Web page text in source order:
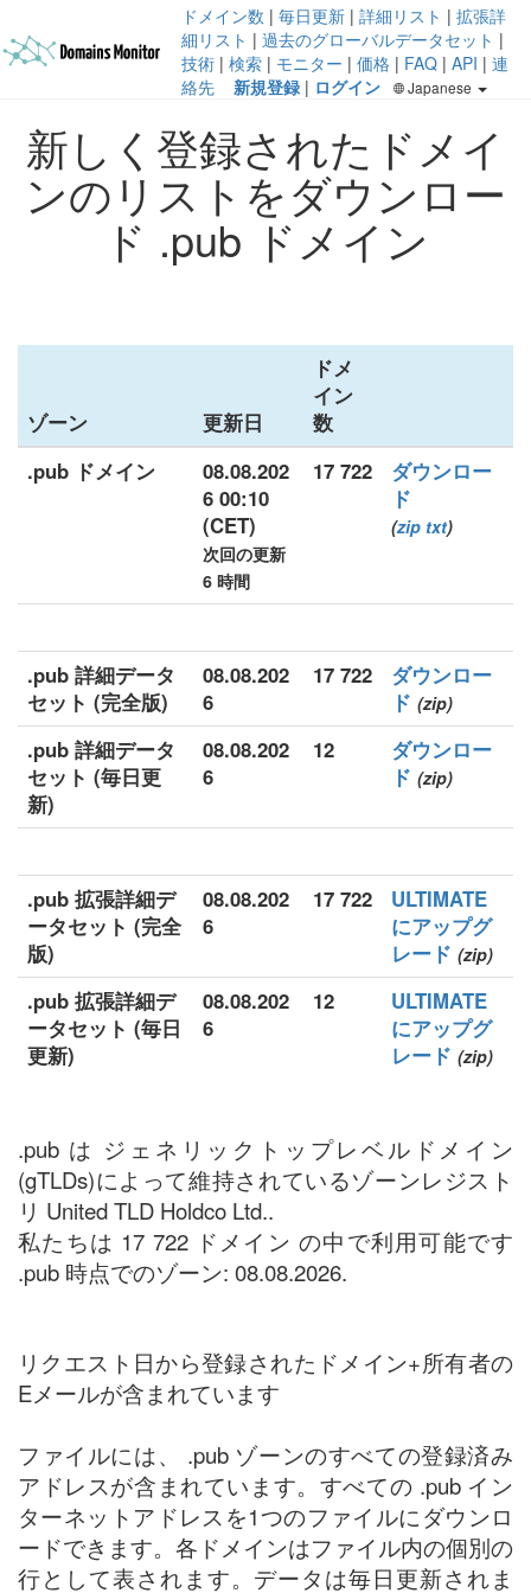
ドメイン数 | 毎日更新 | 詳細リスト | 拡張詳
細リスト | 過去のグローバルデータセット |
技術 | 検索 | モニター | 価格 | FAQ | API | 連
絡先
新規登録 | ログイン Japanese
新しく登録されたドメイ
ンのリストをダウンロー
ド .pub ドメイン
ゾーン 更新日
ドメ
イン
数
.pub ドメイン
08.08.202
6 00:10
(CET)
次回の更新
6 時間
17 722
ダウンロー
ド
(zip txt)
.pub 詳細データ
セット (完全版)
08.08.202
6
17 722
ダウンロー
ド (zip)
.pub 詳細データ
セット (毎日更
新)
08.08.202
6
12
ダウンロー
ド (zip)
.pub 拡張詳細デ
ータセット (完全
版)
08.08.202
6
17 722
ULTIMATE
にアップグ
レード (zip)
.pub 拡張詳細デ
ータセット (毎日
更新)
08.08.202
6
12
ULTIMATE
にアップグ
レード (zip)
.pub は ジェネリックトップレベルドメイン
(gTLDs)によって維持されているゾーンレジスト
リ United TLD Holdco Ltd..
私たちは 17 722 ドメイン の中で利用可能です
.pub 時点でのゾーン: 08.08.2026.
リクエスト日から登録されたドメイン+所有者の
Eメールが含まれています
ファイルには、 .pub ゾーンのすべての登録済み
アドレスが含まれています。すべての .pub イン
ターネットアドレスを1つのファイルにダウンロ
ードできます。各ドメインはファイル内の個別の
行として表されます。データは毎日更新されま